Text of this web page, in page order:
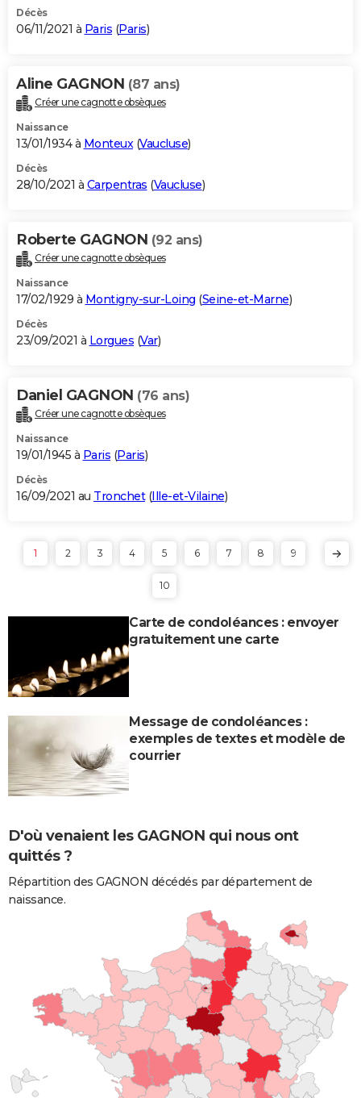
Décès
06/11/2021 à Paris (Paris)
Aline GAGNON (87 ans)
Créer une cagnotte obsèques
Naissance
13/01/1934 à Monteux(Vaucluse)
Décès
28/10/2021 à Carpentras (Vaucluse)
Roberte GAGNON (92 ans)
Créer une cagnotte obsèques
Naissance
17/02/1929 à Montigny-sur-Loing (Seine-et-Marne)
Décès
23/09/2021 à Lorgues (Var)
Daniel GAGNON (76 ans)
Créer une cagnotte obsèques
Naissance
19/01/1945 à Paris (Paris)
Décès
16/09/2021 au Tronchet(Ille-et-Vilaine)
1 2 3 4 5 6 7 8 9
10
Carte de condoléances : envoyer
gratuitement une carte
Message de condoléances :
exemples de textes et modèle de
courrier
D'où venaient les GAGNON qui nous ont
quittés ?
Répartition des GAGNON décédés par département de
naissance.